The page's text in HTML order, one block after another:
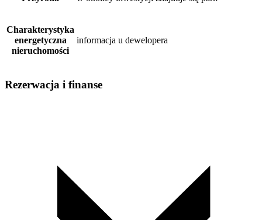
Charakterystyka
energetyczna
nieruchomości
informacja u dewelopera
Rezerwacja i finanse